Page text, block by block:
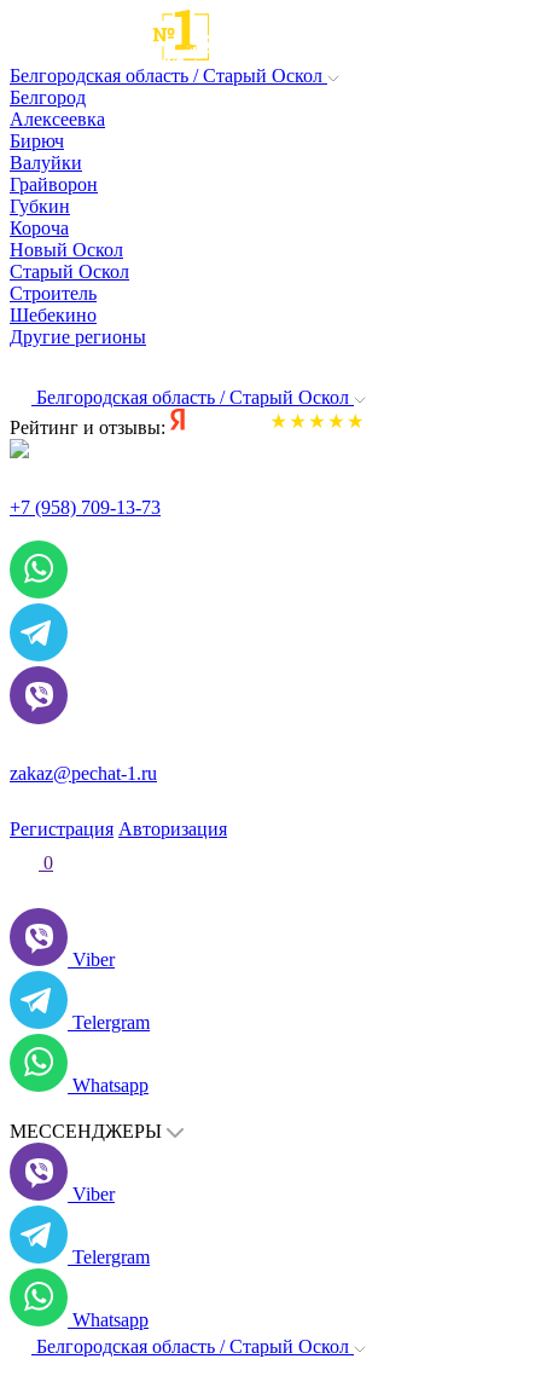
Белгородская область / Старый Оскол
Белгород
Алексеевка
Бирюч
Валуйки
Грайворон
Губкин
Короча
Новый Оскол
Старый Оскол
Строитель
Шебекино
Другие регионы
Белгородская область / Старый Оскол
Рейтинг и отзывы:
+7 (958) 709-13-73
zakaz@pechat-1.ru
Регистрация Авторизация
0
Viber
Telergram
Whatsapp
МЕССЕНДЖЕРЫ
Viber
Telergram
Whatsapp
Белгородская область / Старый Оскол